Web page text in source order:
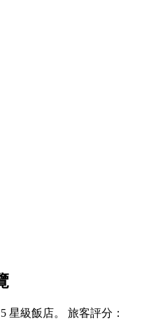
星級飯店。 旅客評分：